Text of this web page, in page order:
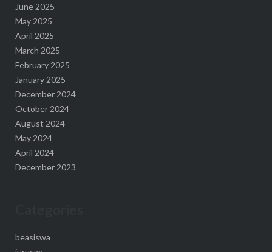
June 2025
May 2025
April 2025
March 2025
February 2025
January 2025
December 2024
October 2024
August 2024
May 2024
April 2024
December 2023
beasiswa